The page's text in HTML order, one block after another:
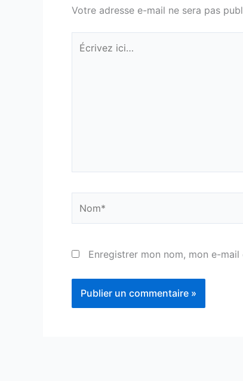
Votre adresse e-mail ne sera pas
Écrivez
ici…
Enregistrer mon nom, mon e-